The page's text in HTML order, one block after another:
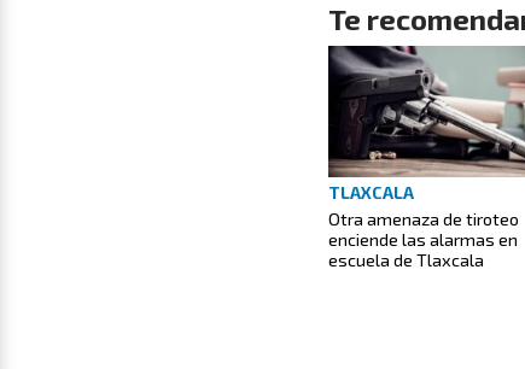
Te
TLAXCALA
Otra amenaza de tiroteo
enciende las alarmas en
escuela de Tlaxcala